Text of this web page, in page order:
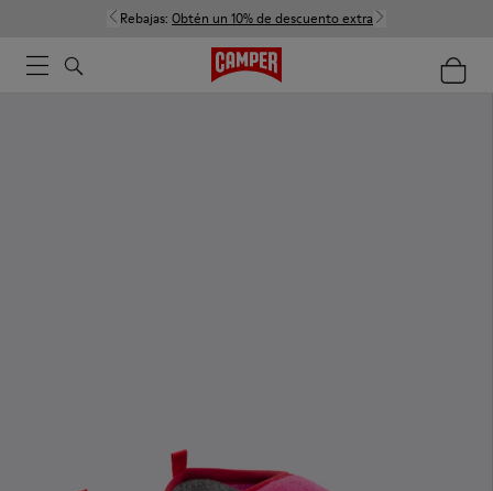
Rebajas: Obtén un 10% de descuento extra